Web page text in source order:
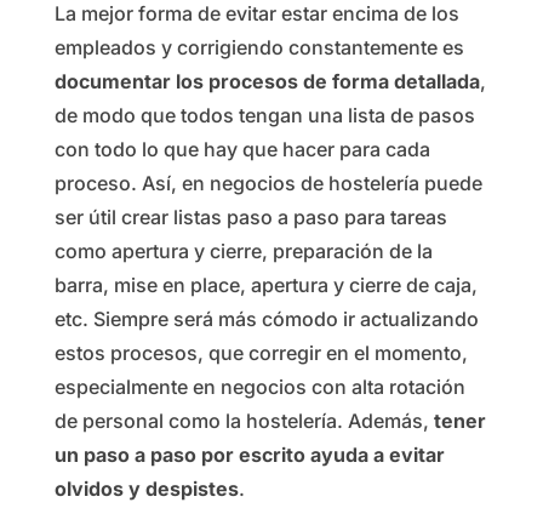
La mejor forma de evitar estar encima de los
empleados y corrigiendo constantemente es
documentar los procesos de forma detallada,
de modo que todos tengan una lista de pasos
con todo lo que hay que hacer para cada
proceso. Así, en negocios de hostelería puede
ser útil crear listas paso a paso para tareas
como apertura y cierre, preparación de la
barra, mise en place, apertura y cierre de caja,
etc. Siempre será más cómodo ir actualizando
estos procesos, que corregir en el momento,
especialmente en negocios con alta rotación
de personal como la hostelería. Además, tener
un paso a paso por escrito ayuda a evitar
olvidos y despistes.